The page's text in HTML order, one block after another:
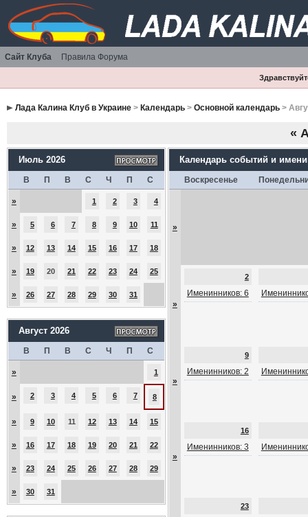
Сайт Клуба Правила Форума
Лада Калина Клуб в Украине> Календарь> Основной календарь>
«
Июль 2026
В П В С Ч П С
» 1 2 3 4
» 5 6 7 8 9 10 11
» 12 13 14 15 16 17 18
» 19 20 21 22 23 24 25
» 26 27 28 29 30 31
Август 2026
В П В С Ч П С
» 1
» 2 3 4 5 6 7 8
» 9 10 11 12 13 14 15
» 16 17 18 19 20 21 22
» 23 24 25 26 27 28 29
» 30 31
Календарь событий и
Воскресенье
»
»
2
Именинников: 6
»
9
Именинников: 2
»
16
Именинников: 3
23